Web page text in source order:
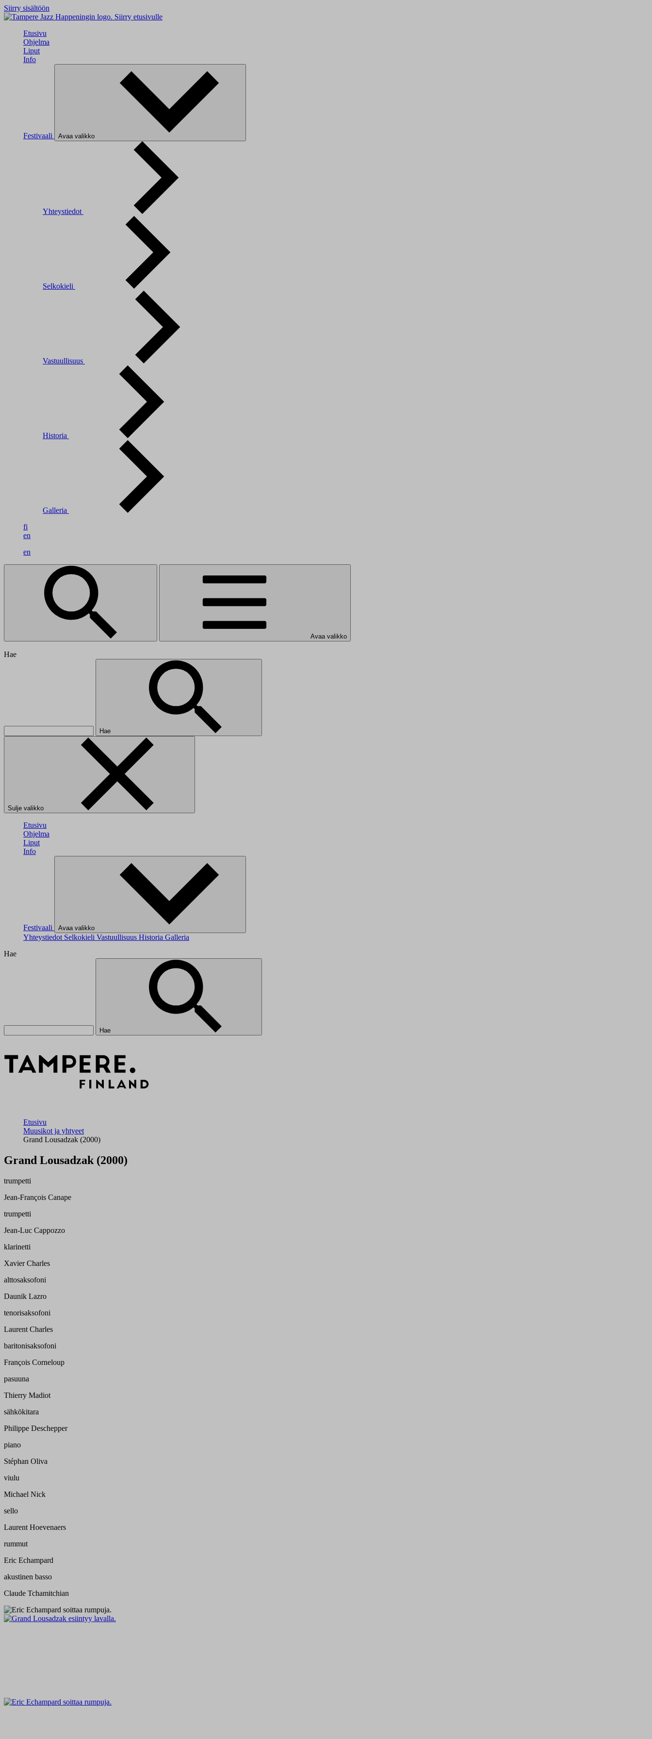
Siirry sisältöön
Siirry etusivulle
Etusivu
Ohjelma
Liput
Info
Festivaali Avaa valikko
Yhteystiedot
Selkokieli
Vastuullisuus
Historia
Galleria
fi
en
en
Avaa valikko
Hae
Hae
Sulje valikko
Etusivu
Ohjelma
Liput
Info
Festivaali Avaa valikko
Yhteystiedot Selkokieli Vastuullisuus Historia Galleria
Hae
Hae
Etusivu
Muusikot ja yhtyeet
Grand Lousadzak (2000)
Grand Lousadzak (2000)
trumpetti
Jean-François Canape
trumpetti
Jean-Luc Cappozzo
klarinetti
Xavier Charles
alttosaksofoni
Daunik Lazro
tenorisaksofoni
Laurent Charles
baritonisaksofoni
François Corneloup
pasuuna
Thierry Madiot
sähkökitara
Philippe Deschepper
piano
Stéphan Oliva
viulu
Michael Nick
sello
Laurent Hoevenaers
rummut
Eric Echampard
akustinen basso
Claude Tchamitchian